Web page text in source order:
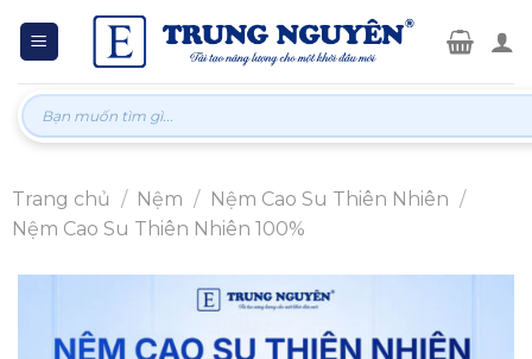
Tìm
kiếm:
Trang chủ / Nệm / Nệm Cao Su Thiên Nhiên /
Nệm Cao Su Thiên Nhiên 100%